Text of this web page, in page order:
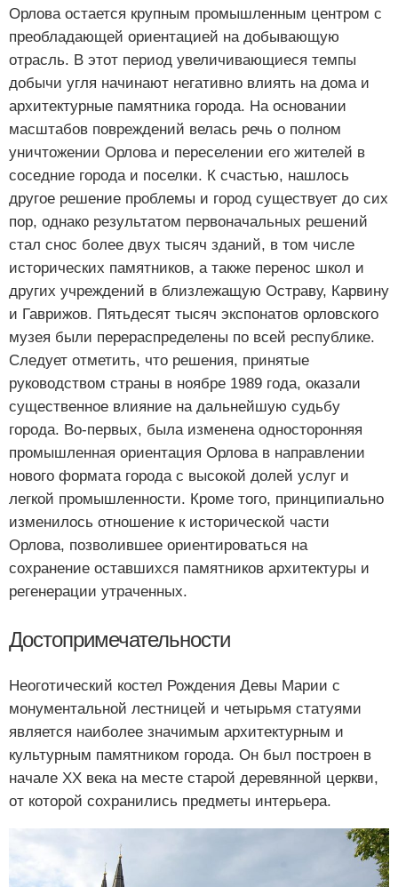
Орлова остается крупным промышленным центром с
преобладающей ориентацией на добывающую
отрасль. В этот период увеличивающиеся темпы
добычи угля начинают негативно влиять на дома и
архитектурные памятника города. На основании
масштабов повреждений велась речь о полном
уничтожении Орлова и переселении его жителей в
соседние города и поселки. К счастью, нашлось
другое решение проблемы и город существует до сих
пор, однако результатом первоначальных решений
стал снос более двух тысяч зданий, в том числе
исторических памятников, а также перенос школ и
других учреждений в близлежащую Остраву, Карвину
и Гаврижов. Пятьдесят тысяч экспонатов орловского
музея были перераспределены по всей республике.
Следует отметить, что решения, принятые
руководством страны в ноябре 1989 года, оказали
существенное влияние на дальнейшую судьбу
города. Во-первых, была изменена односторонняя
промышленная ориентация Орлова в направлении
нового формата города с высокой долей услуг и
легкой промышленности. Кроме того, принципиально
изменилось отношение к исторической части
Орлова, позволившее ориентироваться на
сохранение оставшихся памятников архитектуры и
регенерации утраченных.
Достопримечательности
Неоготический костел Рождения Девы Марии с
монументальной лестницей и четырьмя статуями
является наиболее значимым архитектурным и
культурным памятником города. Он был построен в
начале XX века на месте старой деревянной церкви,
от которой сохранились предметы интерьера.